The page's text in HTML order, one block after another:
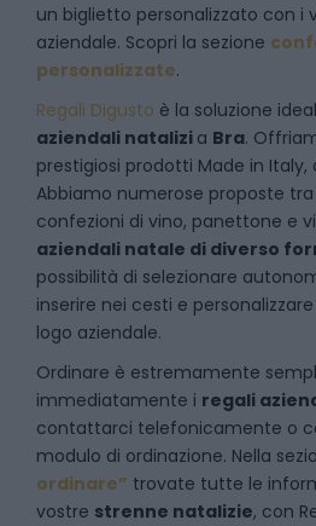
un biglietto personalizzato con i
aziendale. Scopri la sezione
personalizzate.
Regali Digusto è la soluzione
aziendali natalizi a Bra.
prestigiosi prodotti Made in Italy,
Abbiamo numerose proposte
confezioni di vino, panettone e
aziendali natale di diverso
possibilità di selezionare
inserire nei cesti e
logo aziendale.
Ordinare è estremamente
immediatamente i regali
contattarci telefonicamente o c
modulo di ordinazione. Nella
ordinare” trovate tutte le
vostre strenne natalizie, con